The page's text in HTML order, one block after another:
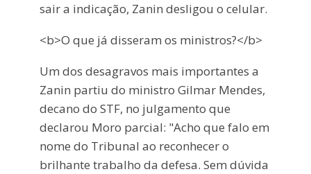
sair a indicação, Zanin desligou o celular.
<b>O que já disseram os ministros?</b>
Um dos desagravos mais importantes a
Zanin partiu do ministro Gilmar Mendes,
decano do STF, no julgamento que
declarou Moro parcial: "Acho que falo em
nome do Tribunal ao reconhecer o
brilhante trabalho da defesa. Sem dúvida